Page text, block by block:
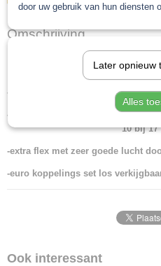
Omschrijving
Luchtslang blauw
-Profesionele kwaliteit
- verkrijgbaar in de maten 8 bij 13
10 bij 17 mm 10
-extra flex met zeer goede lucht
-euro koppelings set los
Ook interessant
door uw gebruik van hun diensten
Later opnieuw
Alles